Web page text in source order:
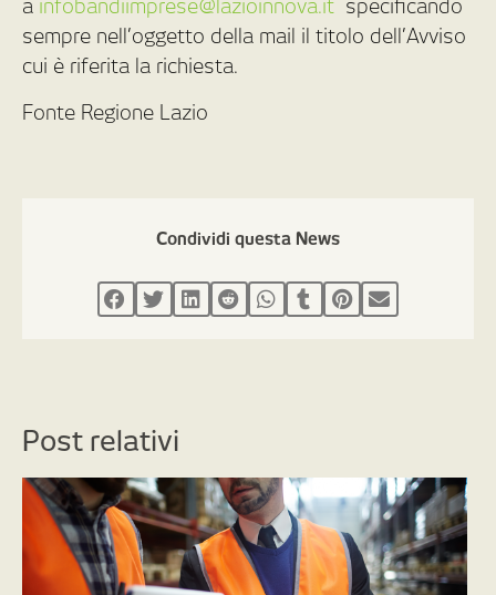
a infobandiimprese@lazioinnova.it specificando
sempre nell’oggetto della mail il titolo dell’Avviso
cui è riferita la richiesta.
Fonte Regione Lazio
Condividi questa News
Post relativi